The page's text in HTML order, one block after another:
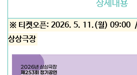
상세내용
※ 티켓오픈: 2026. 5. 11.(월) 09:00 /
상상극장